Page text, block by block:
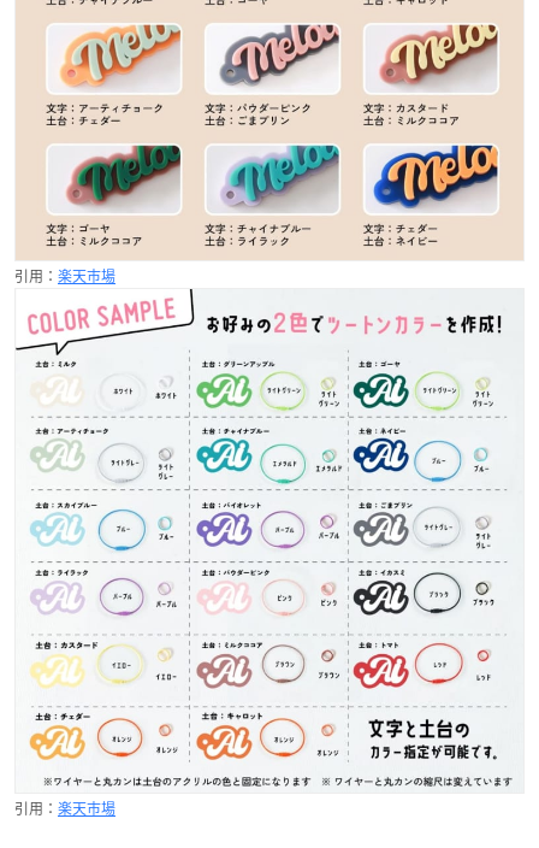
引用： 楽天市場
引用： 楽天市場